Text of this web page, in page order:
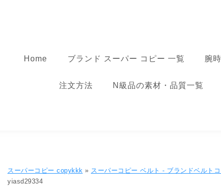
Home ブランド スーパー コピー 一覧 腕
注文方法 N級品の素材・品質一覧
スーパーコピー copykkk » スーパーコピー ベルト - ブランドベルト
yiasd29334